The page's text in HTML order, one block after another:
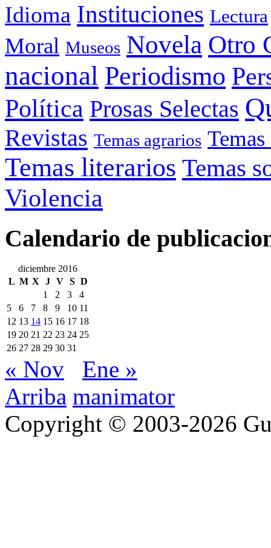
Idioma Instituciones Lectura
Moral Museos Novela Otro
nacional Periodismo
Política Prosas Selectas
Revistas Temas agrarios
Temas literarios Temas
Violencia
Calendario de
diciembre 2016
L M X J V S D
1
2 3
4
5
6 7 8 9 10 11
12 13 14 15 16 17 18
19 20 21 22 23 24 25
26 27 28 29 30 31
« Nov
Ene »
Arriba manimator
Copyright © 2003-2026